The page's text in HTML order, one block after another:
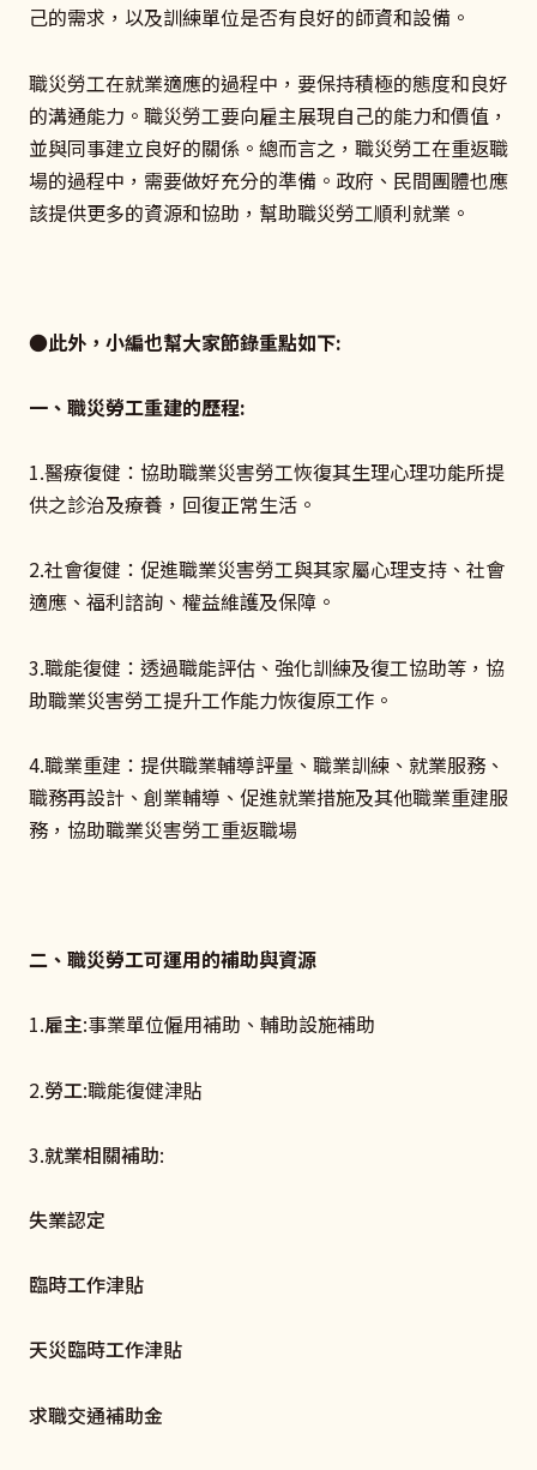
己的需求，以及訓練單位是否有良好的師資和設備。
職災勞工在就業適應的過程中，要保持積極的態度和良好
的溝通能力。職災勞工要向雇主展現自己的能力和價值，
並與同事建立良好的關係。總而言之，職災勞工在重返職
場的過程中，需要做好充分的準備。政府、民間團體也應
該提供更多的資源和協助，幫助職災勞工順利就業。
●此外，小編也幫大家節錄重點如下:
一、職災勞工重建的歷程:
1.醫療復健：協助職業災害勞工恢復其生理心理功能所提
供之診治及療養，回復正常生活。
2.社會復健：促進職業災害勞工與其家屬心理支持、社會
適應、福利諮詢、權益維護及保障。
3.職能復健：透過職能評估、強化訓練及復工協助等，協
助職業災害勞工提升工作能力恢復原工作。
4.職業重建：提供職業輔導評量、職業訓練、就業服務、
職務再設計、創業輔導、促進就業措施及其他職業重建服
務，協助職業災害勞工重返職場
二、職災勞工可運用的補助與資源
1.雇主:事業單位僱用補助、輔助設施補助
2.勞工:職能復健津貼
3.就業相關補助:
失業認定
臨時工作津貼
天災臨時工作津貼
求職交通補助金